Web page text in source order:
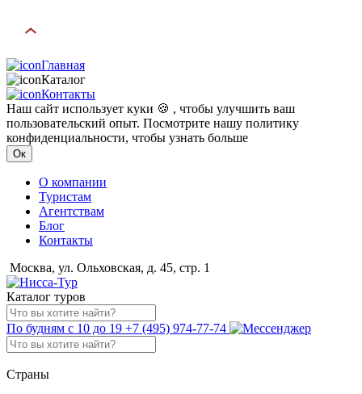
Главная
Каталог
Контакты
Наш сайт использует куки 🍪 , чтобы улучшить ваш
пользовательский опыт. Посмотрите нашу политику
конфиденциальности, чтобы узнать больше
Ок
О компании
Туристам
Агентствам
Блог
Контакты
Москва, ул. Ольховская, д. 45, стр. 1
Каталог туров
По будням с 10 до 19 +7 (495) 974-77-74
Страны